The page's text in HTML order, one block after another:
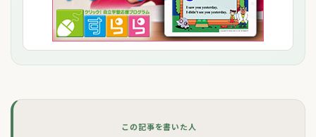
この記事を書いた人